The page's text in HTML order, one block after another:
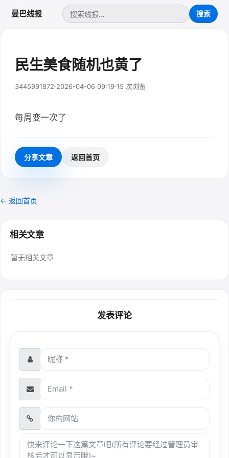
曼巴线报
民生美食随机也黄了
3445991872 2026-04-06 09:19 15 次浏览
每周变一次了
分享文章 返回首页
← 返回首页
相关文章
暂无相关文章
发表评论